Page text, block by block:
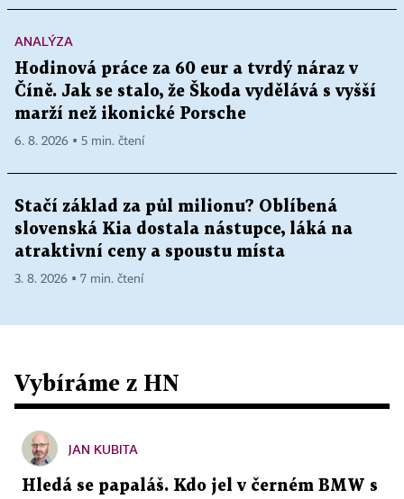
ANALÝZA
Hodinová práce za 60 eur a tvrdý náraz v
Číně. Jak se stalo, že Škoda vydělává s vyšší
marží než ikonické Porsche
6. 8. 2026 ▪ 5 min. čtení
Stačí základ za půl milionu? Oblíbená
slovenská Kia dostala nástupce, láká na
atraktivní ceny a spoustu místa
3. 8. 2026 ▪ 7 min. čtení
Vybíráme z HN
JAN KUBITA
Hledá se papaláš. Kdo jel v černém BMW s